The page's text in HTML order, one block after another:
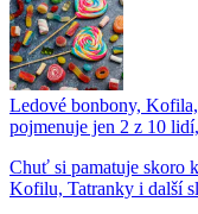
Ledové bonbony,
pojmenuje jen 2 z 10
Chuť si pamatuje skoro
Kofilu, Tatranky i další